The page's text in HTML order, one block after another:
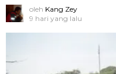
oleh Kang Zey
9 hari yang lalu